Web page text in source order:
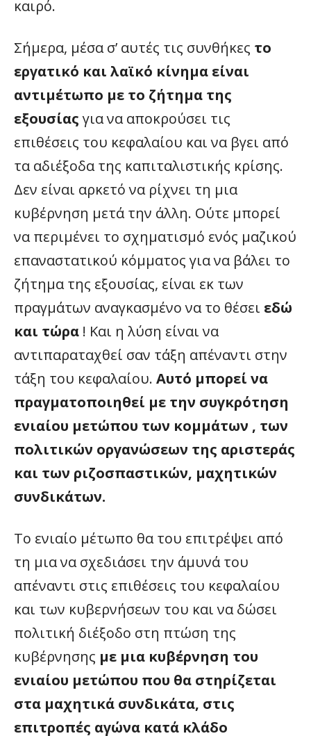
καιρό.
Σήμερα, μέσα σ’ αυτές τις συνθήκες το
εργατικό και λαϊκό κίνημα είναι
αντιμέτωπο με το ζήτημα της
εξουσίαςγια να αποκρούσει τις
επιθέσεις του κεφαλαίου και να βγει από
τα αδιέξοδα της καπιταλιστικής κρίσης.
Δεν είναι αρκετό να ρίχνει τη μια
κυβέρνηση μετά την άλλη. Ούτε μπορεί
να περιμένει το σχηματισμό ενός μαζικού
επαναστατικού κόμματος για να βάλει το
ζήτημα της εξουσίας, είναι εκ των
πραγμάτων αναγκασμένο να το θέσει εδώ
και τώρα ! Και η λύση είναι να
αντιπαραταχθεί σαν τάξη απέναντι στην
τάξη του κεφαλαίου. Αυτό μπορεί να
πραγματοποιηθεί με την συγκρότηση
ενιαίου μετώπου των κομμάτων , των
πολιτικών οργανώσεων της αριστεράς
και των ριζοσπαστικών, μαχητικών
συνδικάτων.
Το ενιαίο μέτωπο θα του επιτρέψει από
τη μια να σχεδιάσει την άμυνά του
απέναντι στις επιθέσεις του κεφαλαίου
και των κυβερνήσεων του και να δώσει
πολιτική διέξοδο στη πτώση της
κυβέρνησης με μια κυβέρνηση του
ενιαίου μετώπου που θα στηρίζεται
στα μαχητικά συνδικάτα, στις
επιτροπές αγώνα κατά κλάδο